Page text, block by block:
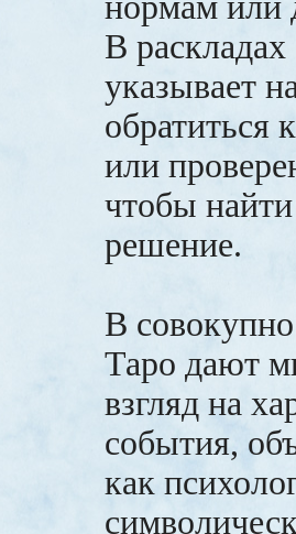
В раскладах
указывает
обратиться
или
чтобы
решение.
В
Таро дают
взгляд на
события,
как